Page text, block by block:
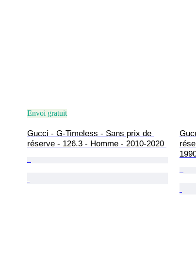
Envoi gratuit
Gucci - G-Timeless - Sans prix de
réserve - 126.3 - Homme - 2010-2020